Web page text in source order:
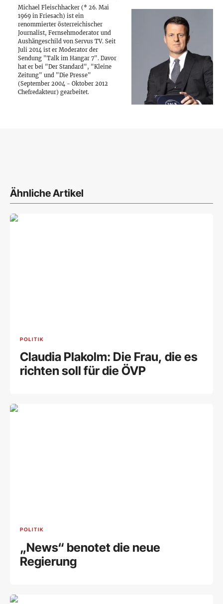
Michael Fleischhacker (* 26. Mai
1969 in Friesach) ist ein
renommierter österreichischer
Journalist, Fernsehmoderator und
Aushängeschild von Servus TV. Seit
Juli 2014 ist er Moderator der
Sendung "Talk im Hangar 7". Davor
hat er bei "Der Standard", "Kleine
Zeitung" und "Die Presse"
(September 2004 - Oktober 2012
Chefredakteur) gearbeitet.
Ähnliche Artikel
POLITIK
Claudia Plakolm: Die Frau, die es
richten soll für die ÖVP
POLITIK
„News“ benotet die neue
Regierung